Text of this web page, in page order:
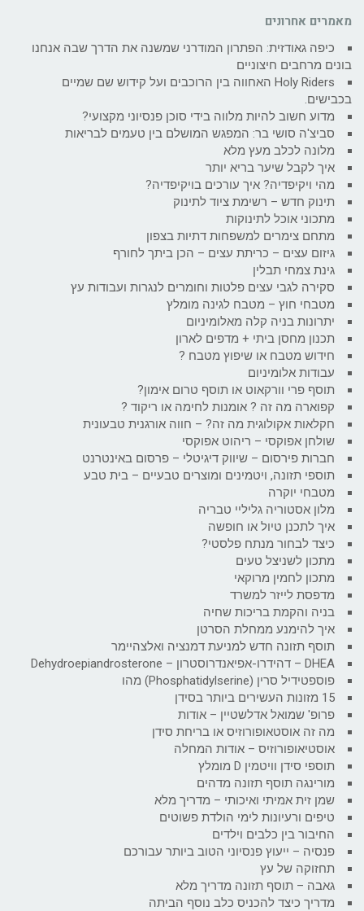
מאמרים אחרונים
כיפה גאודזית: הפתרון המודרני שמשנה את הדרך שבה אנחנו
בונים מרחבים חיצוניים
Holy Riders האחווה בין הרוכבים ועל קידוש שם שמיים
בכבישים.
מדוע חשוב להיות מלווה בידי סוכן פנסיוני מקצועי?
סביצ'ה סושי בר: המפגש המושלם בין טעמים לבריאות
מלונה לכלב מעץ מלא
איך לקבל שיער בריא יותר
מהי ויקיפדיה? איך עורכים בויקיפדיה?
תינוק חדש – רשימת ציוד לתינוק
מתכוני אוכל לתינוקות
מתחם צימרים למשפחות דתיות בצפון
גיזום עצים – כריתת עצים – הכן ביתך לחורף
גינת צמחי תבלין
סקירה לגבי עצים פלטות וחומרים לנגרות ועבודות עץ
מטבחי חוץ – מטבח לגינה מומלץ
יתרונות בניה קלה מאלומיניום
תכנון מחסן ביתי + מדפים לארון
חידוש מטבח או שיפוץ מטבח ?
עבודות אלומיניום
תוסף פרי וורקאוט או תוסף טרום אימון?
קפוארה מה זה ? אומנות לחימה או ריקוד ?
חקלאות אקולוגית מה זה? – חווה אורגנית טבעונית
שולחן אפוקסי – ריהוט אפוקסי
חברות פירסום – שיווק דיגיטלי – פרסום באינטרנט
תוספי תזונה, ויטמינים ומוצרים טבעיים – בית טבע
מטבחי יוקרה
מלון אסטוריה גליליי טבריה
איך לתכנן טיול או חופשה
כיצד לבחור מנתח פלסטי?
מתכון לשניצל טעים
מתכון לחמין מרוקאי
מדפסת לייזר למשרד
בניה והקמת בריכות שחיה
איך להימנע ממחלת הסרטן
תוסף תזונה חדש למניעת דמנציה ואלצהיימר
DHEA – דהידרו-אפיאנדרוסטרון – Dehydroepiandrosterone
פוספטידיל סרין (Phosphatidylserine) מהו
15 מזונות העשירים ביותר בסידן
פרופ' שמואל אדלשטיין – אודות
מה זה אוסטאופורוזיס או בריחת סידן
אוסטיאופורוזיס – אודות המחלה
תוספי סידן וויטמין D מומלץ
מורינגה תוסף תזונה מדהים
שמן זית אמיתי ואיכותי – מדריך מלא
טיפים ורעיונות לימי הולדת פשוטים
החיבור בין כלבים וילדים
פנסיה – ייעוץ פנסיוני הטוב ביותר עבורכם
תחזוקה של עץ
גאבה – תוסף תזונה מדריך מלא
מדריך כיצד להכניס כלב נוסף הביתה